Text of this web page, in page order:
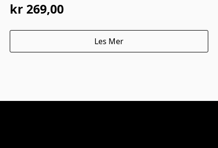
kr 269,00
Les Mer